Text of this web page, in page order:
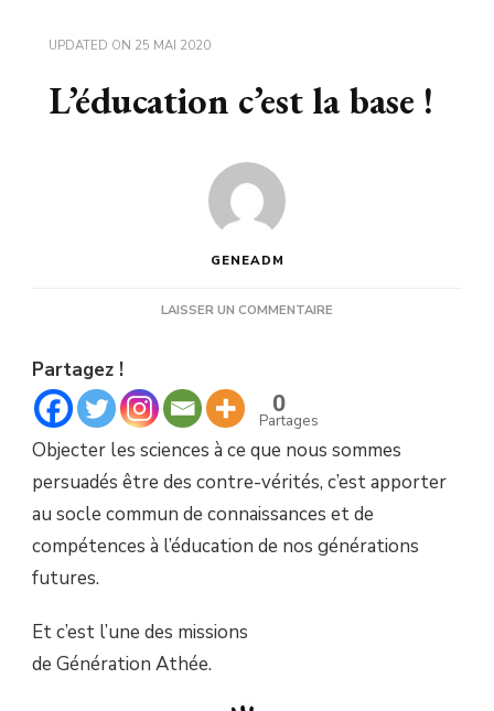
UPDATED ON 25 MAI 2020
L’éducation c’est la base !
GENEADM
LAISSER UN COMMENTAIRE
Partagez !
0
Partages
Objecter les sciences à ce que nous sommes
persuadés être des contre-vérités, c’est apporter
au socle commun de connaissances et de
compétences à l’éducation de nos générations
futures.
Et c’est l’une des missions
de Génération Athée.